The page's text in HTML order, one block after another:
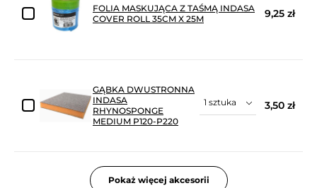
FOLIA MASKUJĄCA Z TAŚMĄ INDASA
COVER ROLL 35CM X 25M
9,25 zł
GĄBKA DWUSTRONNA
INDASA
RHYNOSPONGE
MEDIUM P120-P220
3,50 zł
Pokaż więcej akcesorii